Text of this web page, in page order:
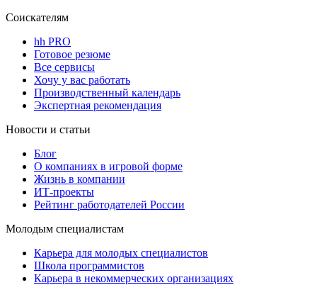
Соискателям
hh PRO
Готовое резюме
Все сервисы
Хочу у вас работать
Производственный календарь
Экспертная рекомендация
Новости и статьи
Блог
О компаниях в игровой форме
Жизнь в компании
ИТ-проекты
Рейтинг работодателей России
Молодым специалистам
Карьера для молодых специалистов
Школа программистов
Карьера в некоммерческих организациях